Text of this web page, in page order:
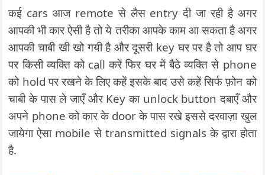
कई cars आज remote से लैस entry दी जा रही है अगर
आपकी भी कार ऐसी है तो ये तरीका आपके काम आ सकता है अगर
आपकी चाबी खी खो गयी है और दूसरी key घर पर है तो आप घर
पर किसी व्यक्ति को call करें फिर घर में बैठे व्यक्ति से phone
को hold पर रखने के लिए कहें इसके बाद उसे कहें सिर्फ फ़ोन को
चाबी के पास ले जाएँ और Key का unlock button दबाएँ और
अपने phone को कार के door के पास रखे इससे दरवाज़ा खुल
जायेगा ऐसा mobile से transmitted signals के द्वारा होता
है.